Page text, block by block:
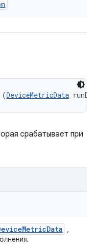
(DeviceMetricData
срабатывает при
MetricData
,